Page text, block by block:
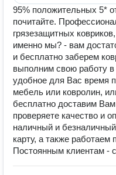
95% положительных 5*
почитайте.
грязезащитных
именно мы? - вам
и бесплатно заберем
выполним свою работу
удобное для Вас время
мебель или ковролин,
бесплатно доставим
проверяете качество и
наличный и
карту, а также работаем
Постоянным клиентам -